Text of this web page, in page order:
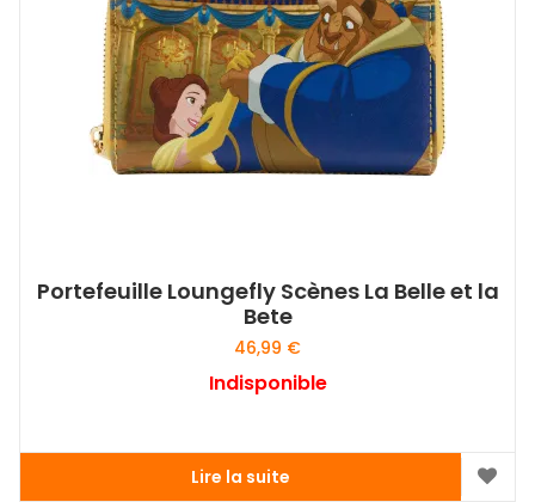
Portefeuille Loungefly Scènes La Belle et la
Bete
46,99 €
Indisponible
Lire la suite